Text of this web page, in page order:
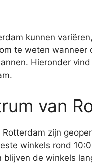
kunnen
te weten wanneer
Hieronder
van
zijn
winkels rond
de winkels